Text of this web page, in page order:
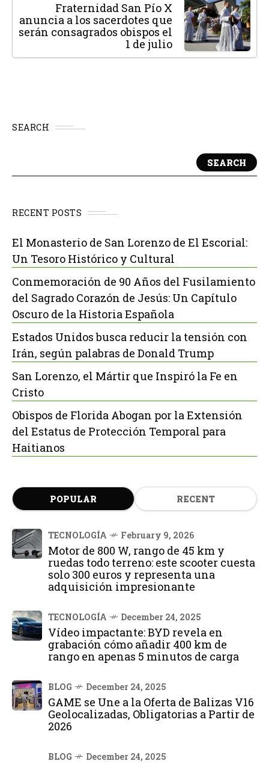
Fraternidad San Pío X
anuncia a los sacerdotes que
serán consagrados obispos el
1 de julio
SEARCH
SEARCH
RECENT POSTS
El Monasterio de San Lorenzo de El Escorial:
Un Tesoro Histórico y Cultural
Conmemoración de 90 Años del Fusilamiento
del Sagrado Corazón de Jesús: Un Capítulo
Oscuro de la Historia Española
Estados Unidos busca reducir la tensión con
Irán, según palabras de Donald Trump
San Lorenzo, el Mártir que Inspiró la Fe en
Cristo
Obispos de Florida Abogan por la Extensión
del Estatus de Protección Temporal para
Haitianos
POPULAR RECENT
TECNOLOGÍA February 9, 2026
Motor de 800 W, rango de 45 km y
ruedas todo terreno: este scooter cuesta
solo 300 euros y representa una
adquisición impresionante
TECNOLOGÍA December 24, 2025
Vídeo impactante: BYD revela en
grabación cómo añadir 400 km de
rango en apenas 5 minutos de carga
BLOG December 24, 2025
GAME se Une a la Oferta de Balizas V16
Geolocalizadas, Obligatorias a Partir de
2026
BLOG December 24, 2025